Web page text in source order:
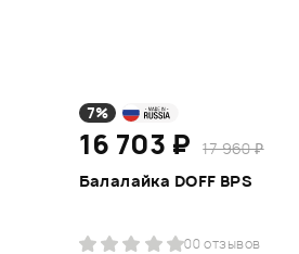
7%
16 703 ₽
17 960 ₽
Балалайка DOFF BPS
00 отзывов